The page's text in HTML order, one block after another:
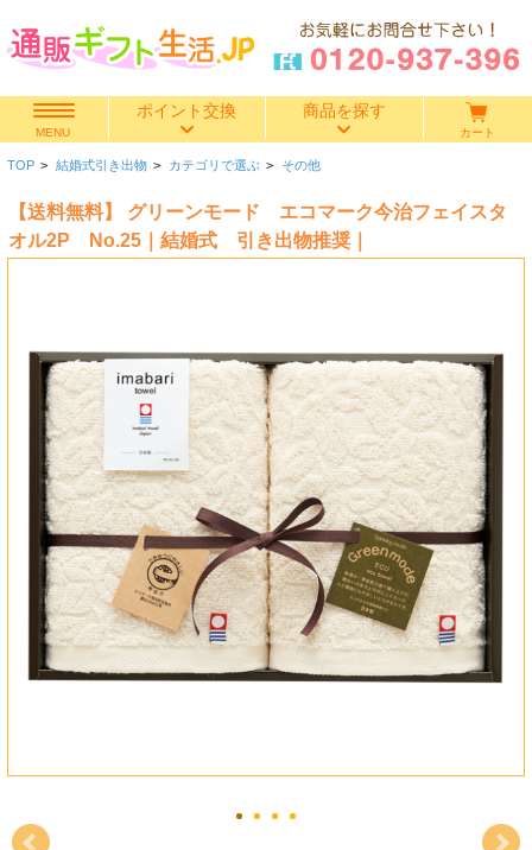
MENU
ポイント交換 商品を探す
快気祝い
香典返し
結婚内祝い
結婚引き出物
出産祝い
結婚祝い
新築祝い
初盆・新盆
プレゼント
長寿のお祝い
カート
TOP > 結婚式引き出物 > カテゴリで選ぶ > その他
【送料無料】 グリーンモード エコマーク今治フェイスタ
オル2P No.25｜結婚式 引き出物推奨｜